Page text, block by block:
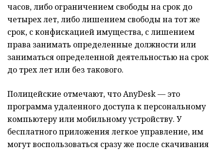
часов, либо ограничением свободы на срок до
четырех лет, либо лишением свободы на тот же
срок, с конфискацией имущества, с лишением
права занимать определенные должности или
заниматься определенной деятельностью на срок
до трех лет или без такового.
Полицейские отмечают, что AnyDesk — это
программа удаленного доступа к персональному
компьютеру или мобильному устройству. У
бесплатного приложения легкое управление, им
могут воспользоваться сразу же после скачивания